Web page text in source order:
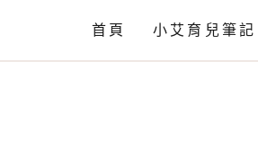
首頁 小艾育兒筆記